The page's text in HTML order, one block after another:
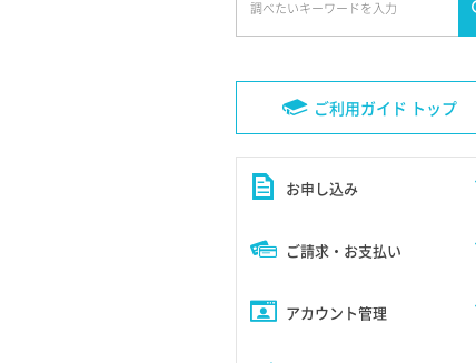
ご利用ガイド トップ
お申し込み
ご請求・お支払い
アカウント管理